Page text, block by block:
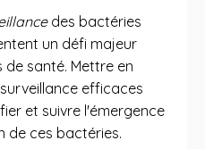
des bactéries
un défi majeur
de santé. Mettre en
efficaces
et suivre l'émergence
de ces bactéries.